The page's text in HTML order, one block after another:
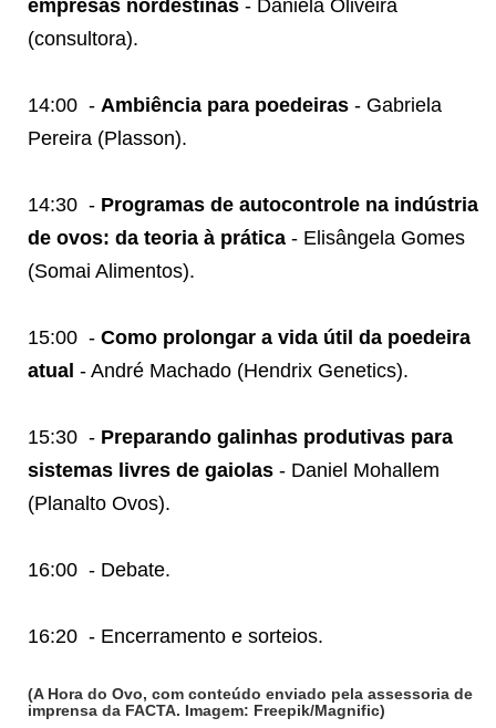
empresas nordestinas - Daniela Oliveira
(consultora).
14:00 - Ambiência para poedeiras - Gabriela
Pereira (Plasson).
14:30 - Programas de autocontrole na indústria
de ovos: da teoria à prática - Elisângela Gomes
(Somai Alimentos).
15:00 - Como prolongar a vida útil da poedeira
atual - André Machado (Hendrix Genetics).
15:30 - Preparando galinhas produtivas para
sistemas livres de gaiolas - Daniel Mohallem
(Planalto Ovos).
16:00 - Debate.
16:20 - Encerramento e sorteios.
(A Hora do Ovo, com conteúdo enviado pela assessoria de
imprensa da FACTA. Imagem: Freepik/Magnific)